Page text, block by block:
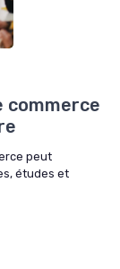
commerce
peut
études et